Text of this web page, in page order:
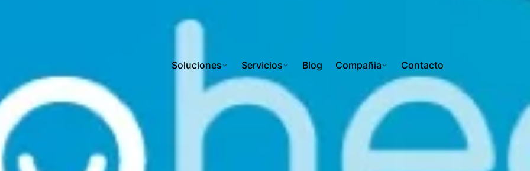
Soluciones Servicios Blog Compañia Contacto